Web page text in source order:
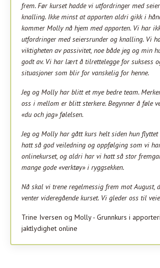
frem. Før kurset hadde vi utfordringer med
knalling. Ikke minst at apporten aldri gikk i
kommer Molly nå hjem med apporten. Vi har
utfordringer med seiersrunder og knalling. Vi
viktigheten av passivitet, noe både jeg og min
godt av. Vi har lært å tilrettelegge for suksess
situasjoner som blir for vanskelig for henne.
Jeg og Molly har blitt et mye bedre team.
oss i mellom er blitt sterkere. Begynner å føle
«du och jag» følelsen.
Jeg og Molly har gått kurs helt siden hun
hatt så god veiledning og oppfølging som vi
onlinekurset, og aldri har vi hatt så stor
mange gode «verktøy» i ryggsekken.
Nå skal vi trene regelmessig frem mot August,
venter videregående kurset. Vi gleder oss til
Trine Iversen og Molly - Grunnkurs i
jaktlydighet online